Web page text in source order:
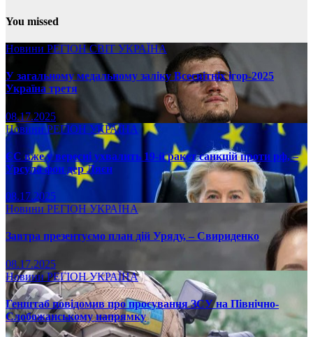
You missed
Новини РЕГІОНСВІТ УКРАЇНА
У загальному медальному заліку Всесвітніх ігор-2025
Україна третя
08.17.2025
НовиниРЕГІОН УКРАЇНА
ЄС вже у вересні ухвалить 19-й ракет санкцій проти рф, –
Урсула фон дер Ляєн
08.17.2025
Новини РЕГІОН УКРАЇНА
Завтра презентуємо план дій Уряду, – Свириденко
08.17.2025
НовиниРЕГІОНУКРАЇНА
Генштаб повідомив про просування ЗСУ на Північно-
Слобожанському напрямку